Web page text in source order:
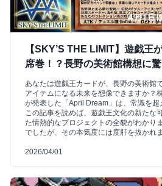
【SKY’S THE LIMIT】遊戯王
席巻！？長野の美術館構想に驚
あなたは遊戯王カードが、長野の美術館
アイテムになる未来を想像できますか？
が発表した「April Dream」は、常識を超
この記事を読めば、遊戯王文化の新たな
た情熱的なプロジェクトの全貌がわかり
でしたが、その本気度には度肝を抜かれ
2026/04/01